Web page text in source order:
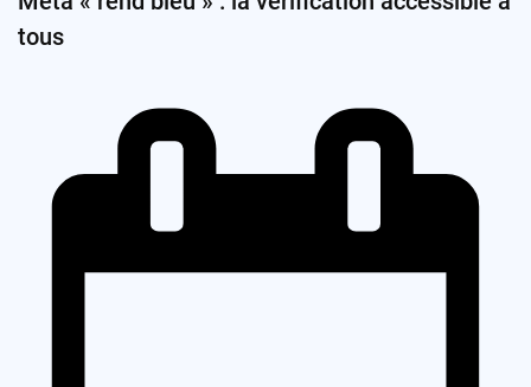
tous